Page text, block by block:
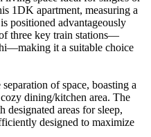
1DK apartment, measuring a
positioned advantageously
three key train stations—
it a suitable choice
of space, boasting a
dining/kitchen area. The
areas for sleep,
designed to maximize